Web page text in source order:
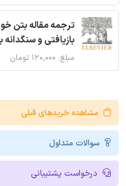
ترجمه مقاله بتن
بازیافتی و سنگدانه
مبلغ: ۱۲۰,۰۰۰ تومان
مشاهده خریدهای قبلی
سوالات متداول
درخواست پشتیبانی